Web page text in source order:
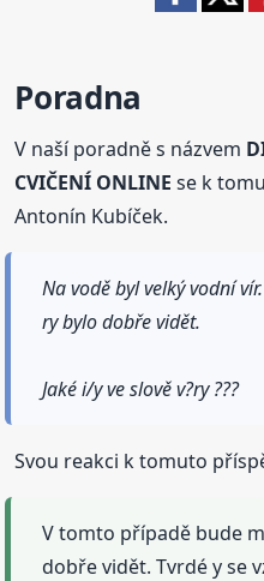
Poradna
V naší poradně s názvem
CVIČENÍ ONLINE se k
Antonín Kubíček.
Na vodě byl velký vodní
ry bylo dobře vidět.
Jaké i/y ve slově v?ry ???
Svou reakci k tomuto
V tomto případě bude
dobře vidět. Tvrdé y se